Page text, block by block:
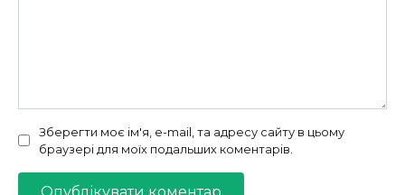
Зберегти моє ім'я, e-mail, та адресу сайту в цьому
браузері для моїх подальших коментарів.